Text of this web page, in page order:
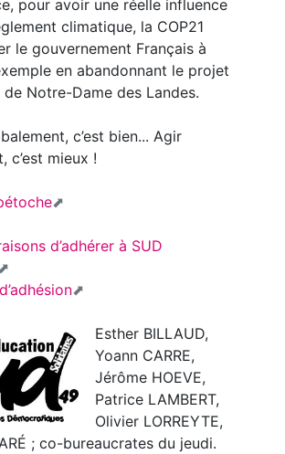
pour avoir une réelle influence
climatique, la COP21
le gouvernement Français à
en abandonnant le projet
de Notre-Dame des Landes.
c’est bien... Agir
c’est mieux !
d’adhérer à SUD
Esther BILLAUD,
Yoann CARRE,
Jérôme HOEVE,
Patrice LAMBERT,
Olivier LORREYTE,
; co-bureaucrates du jeudi.